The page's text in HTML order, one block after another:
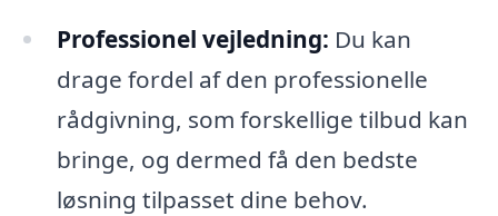
Professionel vejledning: Du kan
drage fordel af den professionelle
rådgivning, som forskellige tilbud kan
bringe, og dermed få den bedste
løsning tilpasset dine behov.